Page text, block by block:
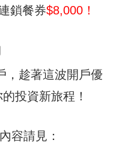
鎖餐券$8,000！
，趁著這波開戶優
投資新旅程！
容請見：